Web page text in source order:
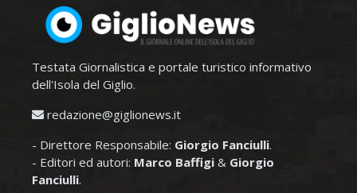
Testata Giornalistica e portale turistico informativo
dell'Isola del Giglio.
redazione@giglionews.it
- Direttore Responsabile: Giorgio Fanciulli.
- Editori ed autori: Marco Baffigi & Giorgio
Fanciulli.